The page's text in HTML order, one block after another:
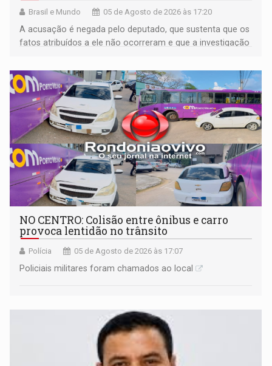
Brasil e Mundo 05 de Agosto de 2026 às 17:20
A acusação é negada pelo deputado, que sustenta que os
fatos atribuídos a ele não ocorreram e que a investigação
NO CENTRO: Colisão entre ônibus e carro
provoca lentidão no trânsito
Polícia 05 de Agosto de 2026 às 17:07
Policiais militares foram chamados ao local